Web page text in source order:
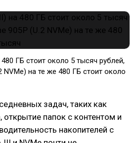
ГБ стоит около 5 тысяч рублей,
NVMe) на те же 480 ГБ стоит около
задач, таких как
открытие папок с контентом и
накопителей с